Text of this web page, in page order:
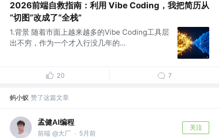
2026前端自救指南：利用 Vibe Coding，我把简历从
“切图”改成了“全栈”
1.背景 随着市面上越来越多的Vibe Coding工具层
出不穷，作为一个才入行没几年的...
20 7
蚂小蚁 赞了这篇文章
孟健AI编程
前端 @大厂 · 5月前
关注